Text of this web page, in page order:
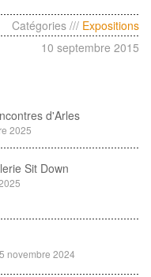
Catégories /// Expositions
10 septembre 2015
d'Arles
2025
Sit Down
novembre 2024